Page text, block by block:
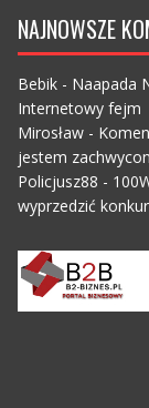
NAJNOWSZE
Bebik- Naapada
Internetowy fejm
Mirosław-
jestem
Policjusz88 -
wyprzedzić